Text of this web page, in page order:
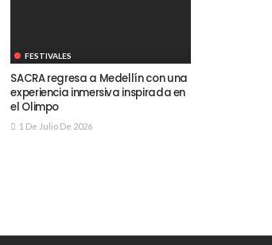
FESTIVALES
SACRA regresa a Medellín con una
experiencia inmersiva inspirada en
el Olimpo
1 De Julio De 2026